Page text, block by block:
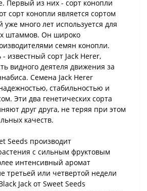
Первый из них - сорт конопли
сорт конопли является сортом
уже много лет используется для
штаммов. Он широко
семян конопли.
известный сорт Jack Herer,
видного деятеля движения за
Семена Jack Herer
стабильностью и
Эти два генетических сорта
друг друга, не теряя при этом
качеств.
Seeds производит
с сильным фруктовым
интенсивный аромат
третьей или четвертой недели
Jack от Sweet Seeds